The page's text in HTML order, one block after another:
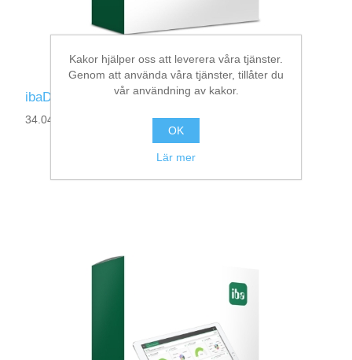
ibaDaVIS-upgrade by 12 Tiles
34.040100
Kakor hjälper oss att leverera våra tjänster.
Genom att använda våra tjänster, tillåter du
vår användning av kakor.
OK
Lär mer